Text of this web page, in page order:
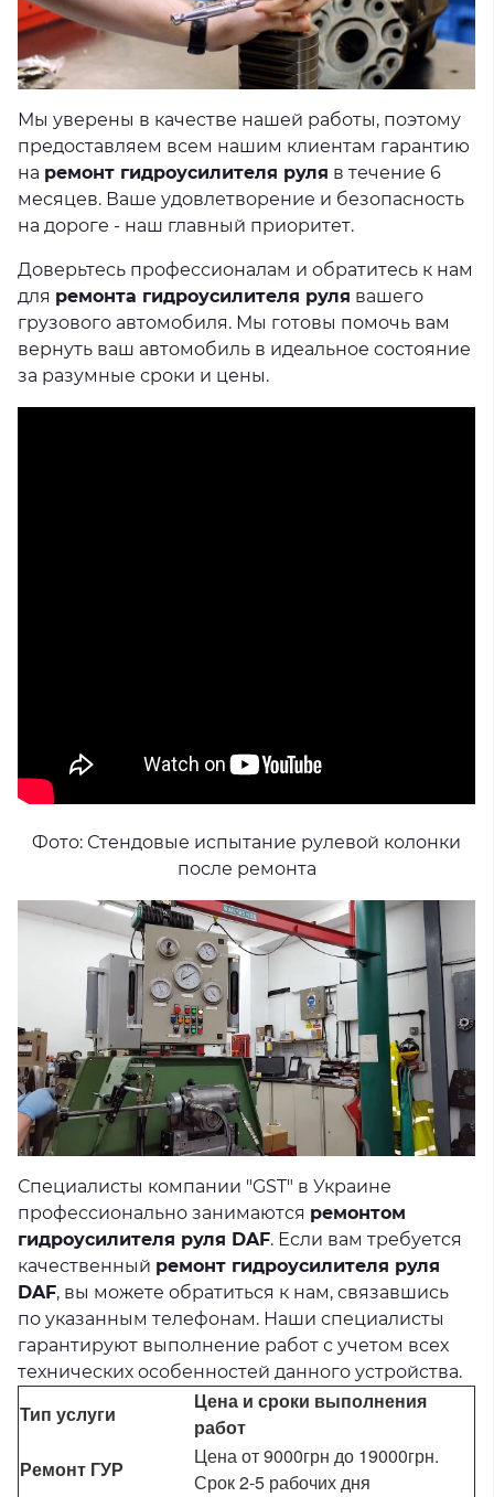
Мы уверены в качестве нашей работы, поэтому
предоставляем всем нашим клиентам гарантию
на ремонт гидроусилителя руля в течение 6
месяцев. Ваше удовлетворение и безопасность
на дороге - наш главный приоритет.
Доверьтесь профессионалам и обратитесь к нам
для ремонта гидроусилителя руля вашего
грузового автомобиля. Мы готовы помочь вам
вернуть ваш автомобиль в идеальное состояние
за разумные сроки и цены.
Фото: Стендовые испытание рулевой колонки
после ремонта
Специалисты компании "GST" в Украине
профессионально занимаются ремонтом
гидроусилителя руля DAF. Если вам требуется
качественный ремонт гидроусилителя руля
DAF, вы можете обратиться к нам, связавшись
по указанным телефонам. Наши специалисты
гарантируют выполнение работ с учетом всех
технических особенностей данного устройства.
Тип услуги
Цена и сроки выполнения
работ
Ремонт ГУР
Цена от 9000грн до 19000грн.
Срок 2-5 рабочих дня